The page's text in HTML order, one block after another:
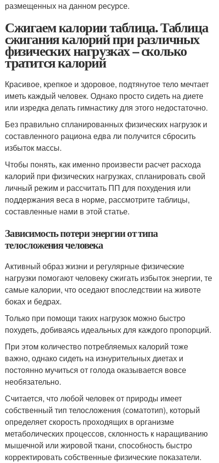
размещенных на данном ресурсе.
Сжигаем калории таблица. Таблица
сжигания калорий при различных
физических нагрузках – сколько
тратится калорий
Красивое, крепкое и здоровое, подтянутое тело мечтает
иметь каждый человек. Однако просто сидеть на диете
или изредка делать гимнастику для этого недостаточно.
Без правильно спланированных физических нагрузок и
составленного рациона едва ли получится сбросить
избыток массы.
Чтобы понять, как именно произвести расчет расхода
калорий при физических нагрузках, спланировать свой
личный режим и рассчитать ПП для похудения или
поддержания веса в норме, рассмотрите таблицы,
составленные нами в этой статье.
Зависимость потери энергии от типа
телосложения человека
Активный образ жизни и регулярные физические
нагрузки помогают человеку сжигать избыток энергии, те
самые калории, что оседают впоследствии на животе
боках и бедрах.
Только при помощи таких нагрузок можно быстро
похудеть, добиваясь идеальных для каждого пропорций.
При этом количество потребляемых калорий тоже
важно, однако сидеть на изнурительных диетах и
постоянно мучиться от голода оказывается вовсе
необязательно.
Считается, что любой человек от природы имеет
собственный тип телосложения (соматотип), который
определяет скорость проходящих в организме
метаболических процессов, склонность к наращиванию
мышечной или жировой ткани, способность быстро
корректировать собственные физические показатели.